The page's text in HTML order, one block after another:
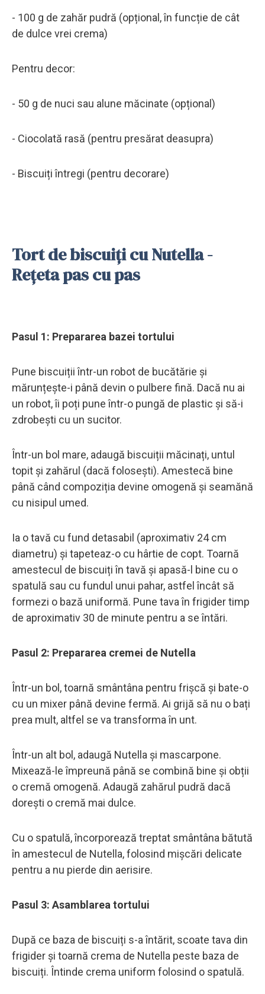
- 100 g de zahăr pudră (opțional, în funcție de cât
de dulce vrei crema)
Pentru decor:
- 50 g de nuci sau alune măcinate (opțional)
- Ciocolată rasă (pentru presărat deasupra)
- Biscuiți întregi (pentru decorare)
Tort de biscuiți cu Nutella -
Rețeta pas cu pas
Pasul 1: Prepararea bazei tortului
Pune biscuiții într-un robot de bucătărie și
mărunțește-i până devin o pulbere fină. Dacă nu ai
un robot, îi poți pune într-o pungă de plastic și să-i
zdrobești cu un sucitor.
Într-un bol mare, adaugă biscuiții măcinați, untul
topit și zahărul (dacă folosești). Amestecă bine
până când compoziția devine omogenă și seamănă
cu nisipul umed.
Ia o tavă cu fund detasabil (aproximativ 24 cm
diametru) și tapeteaz-o cu hârtie de copt. Toarnă
amestecul de biscuiți în tavă și apasă-l bine cu o
spatulă sau cu fundul unui pahar, astfel încât să
formezi o bază uniformă. Pune tava în frigider timp
de aproximativ 30 de minute pentru a se întări.
Pasul 2: Prepararea cremei de Nutella
Într-un bol, toarnă smântâna pentru frișcă și bate-o
cu un mixer până devine fermă. Ai grijă să nu o bați
prea mult, altfel se va transforma în unt.
Într-un alt bol, adaugă Nutella și mascarpone.
Mixează-le împreună până se combină bine și obții
o cremă omogenă. Adaugă zahărul pudră dacă
dorești o cremă mai dulce.
Cu o spatulă, încorporează treptat smântâna bătută
în amestecul de Nutella, folosind mișcări delicate
pentru a nu pierde din aerisire.
Pasul 3: Asamblarea tortului
După ce baza de biscuiți s-a întărit, scoate tava din
frigider și toarnă crema de Nutella peste baza de
biscuiți. Întinde crema uniform folosind o spatulă.